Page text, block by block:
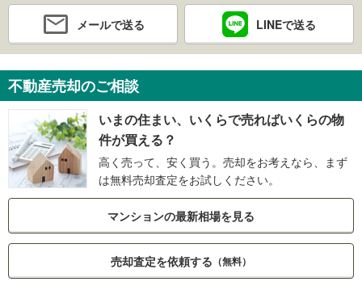
メールで送る LINEで送る
不動産売却のご相談
いまの住まい、いくらで売ればいくらの物
件が買える？
高く売って、安く買う。売却をお考えなら、まず
は無料売却査定をお試しください。
マンションの最新相場を見る
売却査定を依頼する （無料）